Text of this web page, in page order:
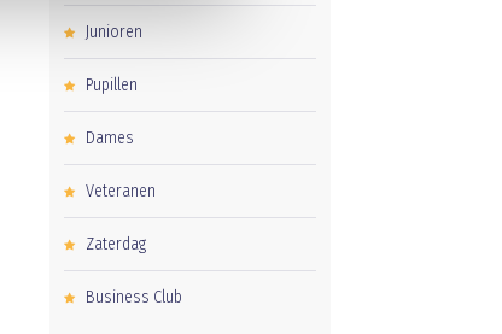
Junioren
Pupillen
Dames
Veteranen
Zaterdag
Business Club